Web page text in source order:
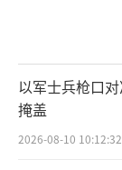
以军士兵枪口
掩盖
2026-08-10 10:12:32